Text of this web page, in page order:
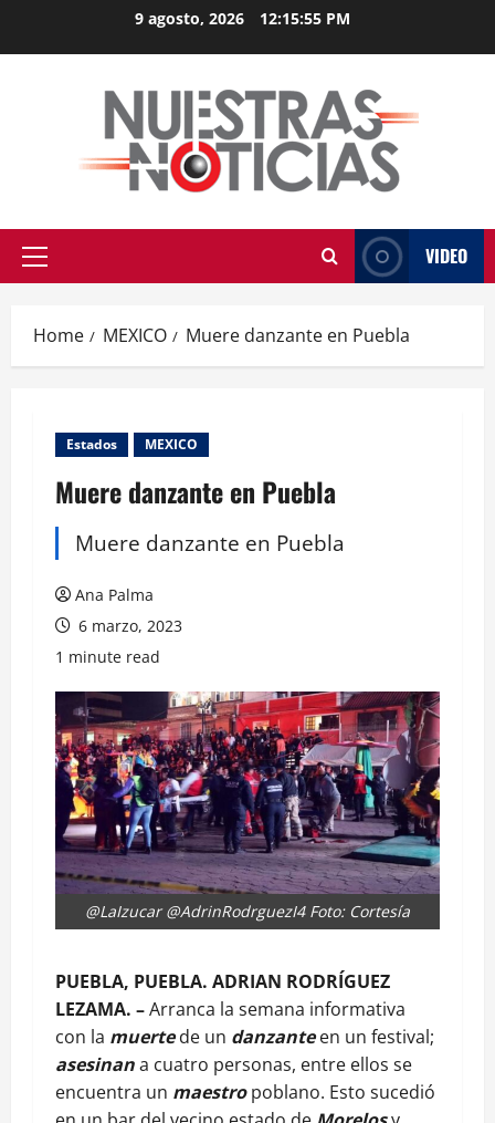
9 agosto, 2026 12:15:55 PM
Primary
VIDEO
Home MEXICO Muere danzante en Puebla
Estados MEXICO
Muere danzante en Puebla
Muere danzante en Puebla
Ana Palma
6 marzo, 2023
1 minute read
@LaIzucar @AdrinRodrguezI4 Foto: Cortesía
PUEBLA, PUEBLA. ADRIAN RODRÍGUEZ
LEZAMA. –Arranca la semana informativa
con la muertede un danzanteen un festival;
asesinana cuatro personas, entre ellos se
encuentra un maestro poblano. Esto sucedió